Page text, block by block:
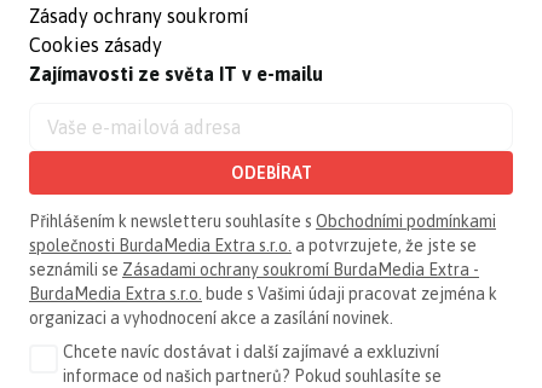
Zásady ochrany soukromí
Cookies zásady
Zajímavosti ze světa IT v e-mailu
ODEBÍRAT
Přihlášením k newsletteru souhlasíte s Obchodními podmínkami
společnosti BurdaMedia Extra s.r.o. a potvrzujete, že jste se
seznámili se Zásadami ochrany soukromí BurdaMedia Extra -
BurdaMedia Extra s.r.o. bude s Vašimi údaji pracovat zejména k
organizaci a vyhodnocení akce a zasílání novinek.
Chcete navíc dostávat i další zajímavé a exkluzivní
informace od našich partnerů? Pokud souhlasíte se